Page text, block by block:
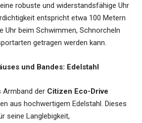
robuste und widerstandsfähige Uhr
entspricht etwa 100 Metern
Uhr beim Schwimmen, Schnorcheln
getragen werden kann.
und Bandes: Edelstahl
Armband der Citizen Eco-Drive
aus hochwertigem Edelstahl. Dieses
seine Langlebigkeit,